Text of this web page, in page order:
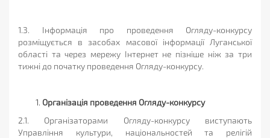
1.3. Інформація про проведення Огляду-конкурсу
розміщується в засобах масової інформації Луганської
області та через мережу Інтернет не пізніше ніж за три
тижні до початку проведення Огляду-конкурсу.
Організація проведення Огляду-конкурсу
2.1. Організаторами Огляду-конкурсу виступають
Управління культури, національностей та релігій